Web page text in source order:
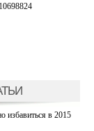
избавиться в 2015